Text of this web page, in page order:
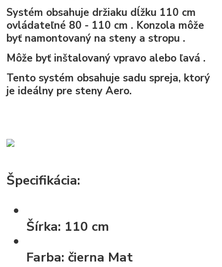
Systém obsahuje držiaku dĺžku 110 cm
ovládateľné 80 - 110 cm . Konzola môže
byť namontovaný nasteny astropu .
Môže byť inštalovanývpravo alebo ľavá .
Tento systém obsahuje sadu spreja, ktorý
je ideálny pre steny Aero.
Špecifikácia:
Šírka: 110 cm
Farba: čierna Mat